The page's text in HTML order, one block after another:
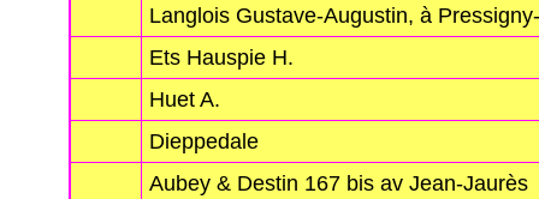
Langlois Gustave-Augustin, à
Ets Hauspie H.
Huet A.
Dieppedale
Aubey & Destin 167 bis av Jean-Jaurès